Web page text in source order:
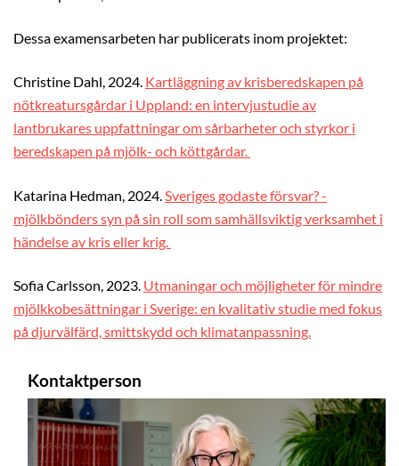
Dessa examensarbeten har publicerats inom projektet:
Christine Dahl, 2024. Kartläggning av krisberedskapen på
nötkreatursgårdar i Uppland: en intervjustudie av
lantbrukares uppfattningar om sårbarheter och styrkor i
beredskapen på mjölk- och köttgårdar.
Katarina Hedman, 2024.Sveriges godaste försvar? -
mjölkbönders syn på sin roll som samhällsviktig verksamhet i
händelse av kris eller krig.
Sofia Carlsson, 2023. Utmaningar och möjligheter för mindre
mjölkkobesättningar i Sverige: en kvalitativ studie med fokus
på djurvälfärd, smittskydd och klimatanpassning.
Kontaktperson